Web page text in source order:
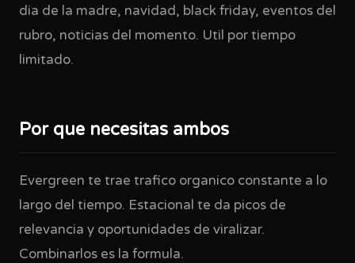
dia de la madre, navidad, black friday, eventos del
rubro, noticias del momento. Util por tiempo
limitado.
Por que necesitas ambos
Evergreen te trae trafico organico constante a lo
largo del tiempo. Estacional te da picos de
relevancia y oportunidades de viralizar.
Combinarlos es la formula.